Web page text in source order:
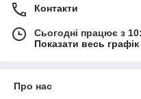
Контакти
Сьогодні працює з
Показати весь
Про нас